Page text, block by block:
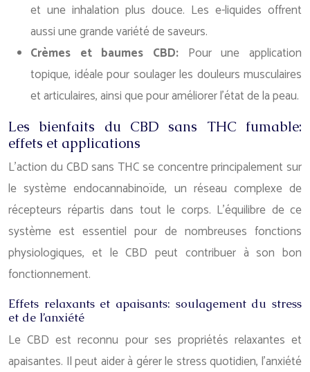
et une inhalation plus douce. Les e-liquides offrent
aussi une grande variété de saveurs.
Crèmes et baumes CBD: Pour une application
topique, idéale pour soulager les douleurs musculaires
et articulaires, ainsi que pour améliorer l’état de la peau.
Les bienfaits du CBD sans THC fumable:
effets et applications
L’action du CBD sans THC se concentre principalement sur
le système endocannabinoïde, un réseau complexe de
récepteurs répartis dans tout le corps. L’équilibre de ce
système est essentiel pour de nombreuses fonctions
physiologiques, et le CBD peut contribuer à son bon
fonctionnement.
Effets relaxants et apaisants: soulagement du stress
et de l’anxiété
Le CBD est reconnu pour ses propriétés relaxantes et
apaisantes. Il peut aider à gérer le stress quotidien, l’anxiété